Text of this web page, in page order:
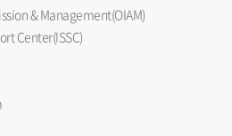
& Management(OIAM)
Center(ISSC)